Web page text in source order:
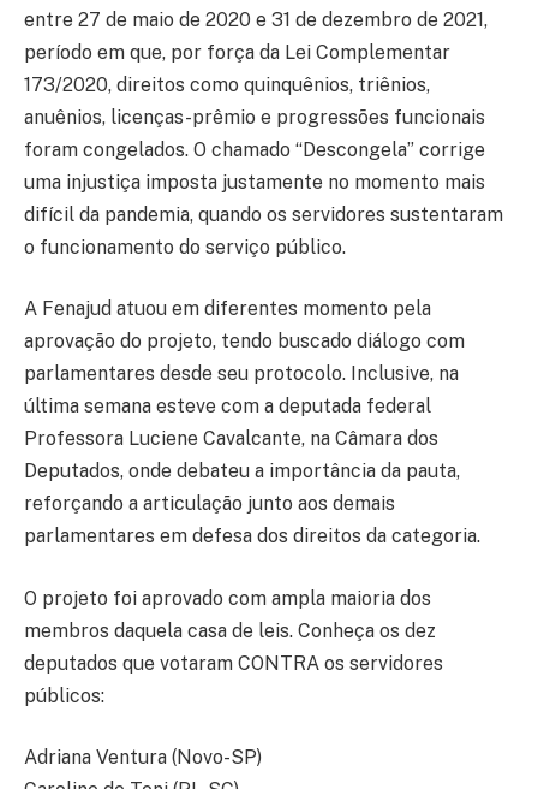
entre 27 de maio de 2020 e 31 de dezembro de 2021,
período em que, por força da Lei Complementar
173/2020, direitos como quinquênios, triênios,
anuênios, licenças-prêmio e progressões funcionais
foram congelados. O chamado “Descongela” corrige
uma injustiça imposta justamente no momento mais
difícil da pandemia, quando os servidores sustentaram
o funcionamento do serviço público.
A Fenajud atuou em diferentes momento pela
aprovação do projeto, tendo buscado diálogo com
parlamentares desde seu protocolo. Inclusive, na
última semana esteve com a deputada federal
Professora Luciene Cavalcante, na Câmara dos
Deputados, onde debateu a importância da pauta,
reforçando a articulação junto aos demais
parlamentares em defesa dos direitos da categoria.
O projeto foi aprovado com ampla maioria dos
membros daquela casa de leis. Conheça os dez
deputados que votaram CONTRA os servidores
públicos:
Adriana Ventura (Novo-SP)